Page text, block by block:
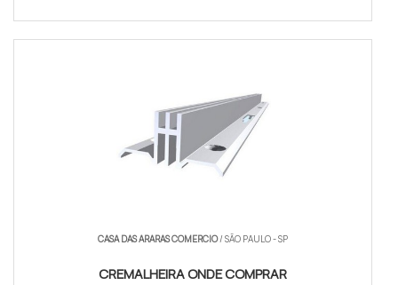
CASA DAS ARARAS COMERCIO/ SÃO PAULO - SP
CREMALHEIRA ONDE COMPRAR